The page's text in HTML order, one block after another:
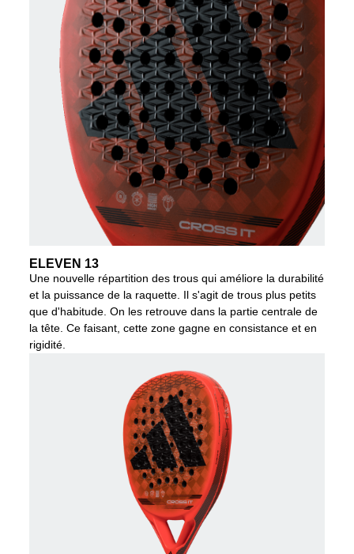
ELEVEN 13
Une nouvelle répartition des trous qui améliore la durabilité
et la puissance de la raquette. Il s'agit de trous plus petits
que d'habitude. On les retrouve dans la partie centrale de
la tête. Ce faisant, cette zone gagne en consistance et en
rigidité.